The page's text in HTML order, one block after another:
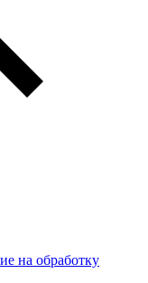
на обработку